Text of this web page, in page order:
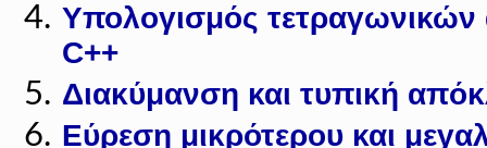
Υπολογισμός
C++
Διακύμανση και τυπική
Εύρεση μικρότερου και